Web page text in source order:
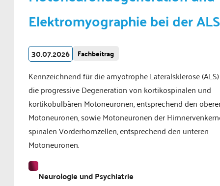
Elektromyographie bei der ALS
30.07.2026 Fachbeitrag
Kennzeichnend für die amyotrophe Lateralsklerose
die progressive Degeneration von kortikospinalen und
kortikobulbären Motoneuronen, entsprechend den
Motoneuronen, sowie Motoneuronen der
spinalen Vorderhornzellen, entsprechend den unteren
Motoneuronen.
Neurologie und Psychiatrie